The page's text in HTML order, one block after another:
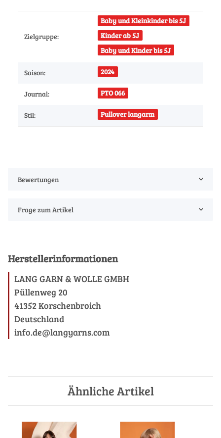
Zielgruppe:
Baby und Kleinkinder bis 5J
Kinder ab 5J
Baby und Kinder bis 5J
Saison: 2024
Journal: PTO 066
Stil: Pullover langarm
Bewertungen
Frage zum Artikel
Herstellerinformationen
LANG GARN & WOLLE GMBH
Püllenweg 20
41352 Korschenbroich
Deutschland
info.de@langyarns.com
Ähnliche Artikel